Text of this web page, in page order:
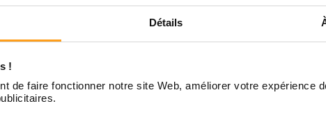
Détails
!
de faire fonctionner notre site Web, améliorer votre expérience
Disponible de 00:00 à 00:00
Contactez-nous